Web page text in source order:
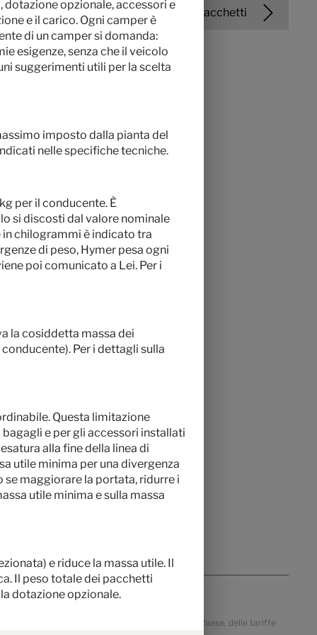
Edizioni e pacchetti
specifica del Paese, delle specifiche del Paese, delle tariffe
opzionale, accessori e
e il carico. Ogni camper è
di un camper si domanda:
esigenze, senza che il veicolo
suggerimenti utili per la scelta
imposto dalla pianta del
nelle specifiche tecniche.
per il conducente. È
si discosti dal valore nominale
in chilogrammi è indicato tra
di peso, Hymer pesa ogni
poi comunicato a Lei. Per i
la cosiddetta massa dei
Per i dettagli sulla
Questa limitazione
e per gli accessori installati
alla fine della linea di
utile minima per una divergenza
maggiorare la portata, ridurre i
utile minima e sulla massa
e riduce la massa utile. Il
Il peso totale dei pacchetti
dotazione opzionale.